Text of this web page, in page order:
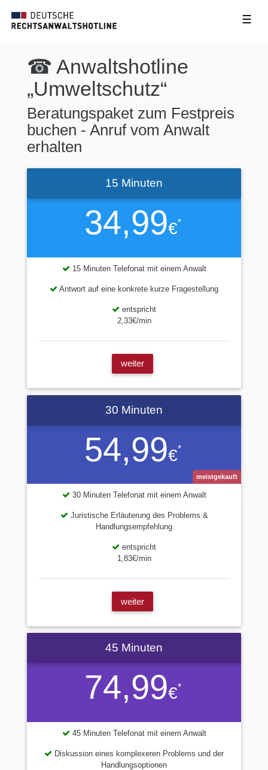
☰
☎ Anwaltshotline
„Umweltschutz“
Beratungspaket zum Festpreis
buchen - Anruf vom Anwalt
erhalten
34,99€*
15 Minuten
15 Minuten Telefonat mit einem Anwalt
Antwort auf eine konkrete kurze Fragestellung
entspricht
2,33€/min
weiter
54,99€*
30 Minuten
meistgekauft
30 Minuten Telefonat mit einem Anwalt
Juristische Erläuterung des Problems &
Handlungsempfehlung
entspricht
1,83€/min
weiter
74,99€*
45 Minuten
45 Minuten Telefonat mit einem Anwalt
Diskussion eines komplexeren Problems und der
Handlungsoptionen